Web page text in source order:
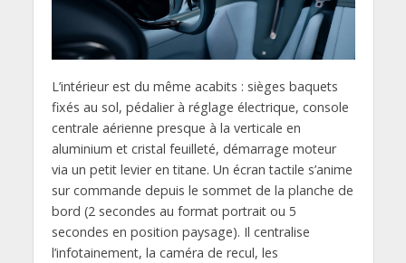
L’intérieur est du même acabits : sièges baquets
fixés au sol, pédalier à réglage électrique, console
centrale aérienne presque à la verticale en
aluminium et cristal feuilleté, démarrage moteur
via un petit levier en titane. Un écran tactile s’anime
sur commande depuis le sommet de la planche de
bord (2 secondes au format portrait ou 5
secondes en position paysage). Il centralise
l’infotainement, la caméra de recul, les